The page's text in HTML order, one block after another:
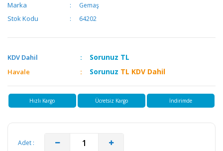
Marka Gemaş
Stok Kodu 64202
KDV Dahil Sorunuz TL
Havale Sorunuz TL KDV Dahil
Hızlı Kargo Ücretsiz Kargo İndirimde
Adet :